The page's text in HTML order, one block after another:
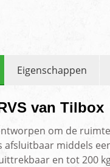
Eigenschappen
van Tilbox
om de
afsluitbaar middels
en tot 200